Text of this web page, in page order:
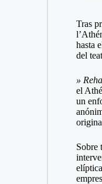
Tras
hasta
del
»
el
un
Sobre